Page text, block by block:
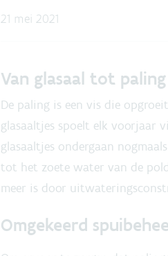
21 mei 2021
Van glasaal tot paling
De paling is een vis die
glasaaltjes spoelt elk voorjaar
glasaaltjes ondergaan
tot het zoete water van de
meer is door
Omgekeerd